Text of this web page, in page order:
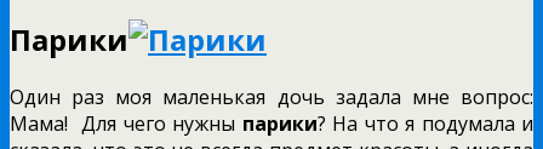
Парики
Один раз моя маленькая дочь задала мне вопрос:
Мама! Для чего нужны парики? На что я подумала и